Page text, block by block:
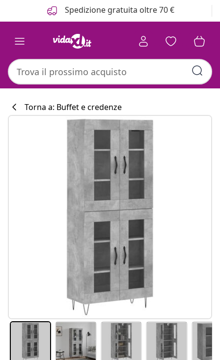
Spedizione gratuita oltre 70 €
Torna a: Buffet e credenze